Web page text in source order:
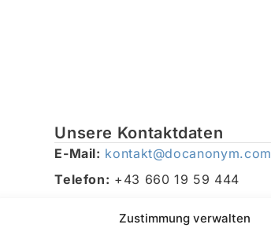
Zustimmung verwalten
Unsere Kontaktdaten
E-Mail: kontakt@docanonym.com
Telefon: +43 660 19 59 444
Traunsee, Österreich